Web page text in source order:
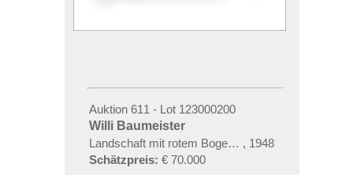
Auktion 611 - Lot 123000200
Willi Baumeister
Landschaft mit rotem Bogen (Sommerfest)
, 1948
Schätzpreis: € 70.000